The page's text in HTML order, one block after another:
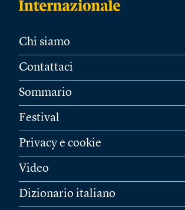
Chi siamo
Contattaci
Sommario
Festival
Privacy e cookie
Video
Dizionario italiano